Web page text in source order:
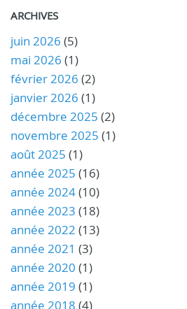
ARCHIVES
juin 2026 (5)
mai 2026 (1)
février 2026 (2)
janvier 2026 (1)
décembre 2025 (2)
novembre 2025 (1)
août 2025 (1)
année 2025 (16)
année 2024(10)
année 2023 (18)
année 2022 (13)
année 2021 (3)
année 2020 (1)
année 2019 (1)
année 2018 (4)